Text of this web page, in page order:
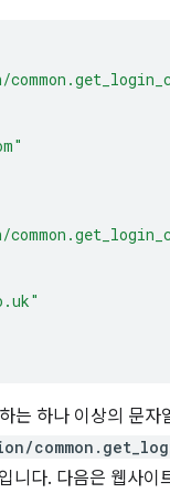
는 하나 이상의 문
니다. 다음은 웹사이